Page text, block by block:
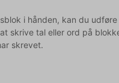
i hånden, kan du
skrive tal eller ord på
skrevet.